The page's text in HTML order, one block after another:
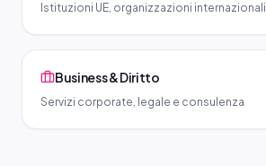
Istituzioni UE, organizzazioni internazionali
Business & Diritto
Servizi corporate, legale e consulenza